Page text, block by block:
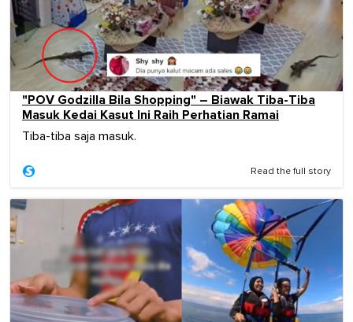
"POV Godzilla Bila Shopping" – Biawak Tiba-Tiba
Masuk Kedai Kasut Ini Raih Perhatian Ramai
Tiba-tiba saja masuk.
Read the full story